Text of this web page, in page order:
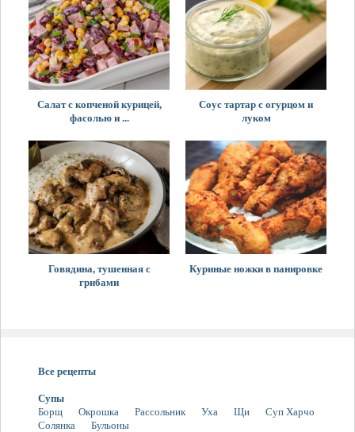
Салат с копченой курицей,
фасолью и ...
Соус тартар с огурцом и
луком
Говядина, тушенная с
грибами
Куриные ножки в панировке
Все рецепты
Супы
Борщ
Окрошка Рассольник Уха Щи
Суп Харчо
Солянка
Бульоны